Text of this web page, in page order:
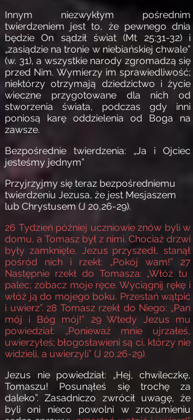
Innym niezwykłym pośrednim
twierdzeniem jest to, że pewnego dnia
będzie On sądził świat (Mt 25:31-32) i
„zasiądzie na tronie w niebiańskiej chwale”
(w. 31), a wszystkie narody zgromadzą się
przed Nim. Wymierzy im sprawiedliwość;
niektórzy otrzymają dziedzictwo i życie
wieczne przygotowane dla nich od
stworzenia świata, podczas gdy inni
poniosą karę oddzielenia od Boga na
zawsze.
Bezpośrednie twierdzenia: „Ja i Ojciec
jesteśmy jednym”
Przyjrzyjmy się teraz bezpośredniemu
twierdzeniu Jezusa, że jest Mesjaszem
lub Chrystusem (J 20,26-29).
26 Tydzień później uczniowie znów byli w
domu, a Tomasz był z nimi. Chociaż drzwi
były zamknięte, Jezus przyszedł, stanął
pośród nich i rzekł: „Pokój wam!” 27
Następnie rzekł do Tomasza: „Włóż tu
palec; zobacz moje ręce. Wyciągnij rękę i
włóż ją do mojego boku. Przestań wątpić
i uwierz”.28 Tomasz rzekł do Niego: „Pan
mój i Bóg mój!” 29Wtedy Jezus mu
powiedział: „Ponieważ mnie ujrzałeś,
uwierzyłeś; błogosławieni są ci, którzy nie
widzieli, a uwierzyli” (J 20,26-29).
Jezus nie powiedział: „Hej, chwileczkę,
Tomaszu! Posunąłeś się trochę za
daleko”. Zasadniczo zwrócił uwagę, że
byli oni nieco powolni w zrozumieniu